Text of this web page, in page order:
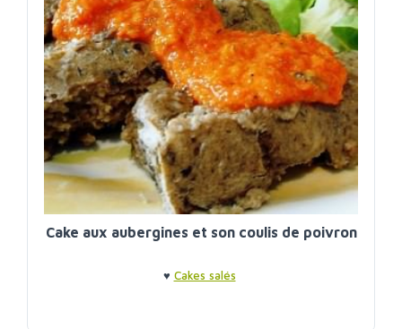
Cake aux aubergines et son coulis de poivron
♥ Cakes salés